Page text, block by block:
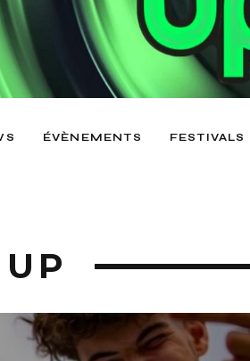
ÉVÈNEMENTS FESTIVALS